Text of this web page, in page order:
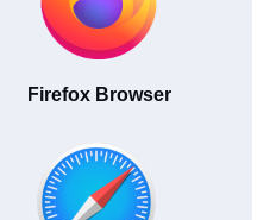
Firefox Browser